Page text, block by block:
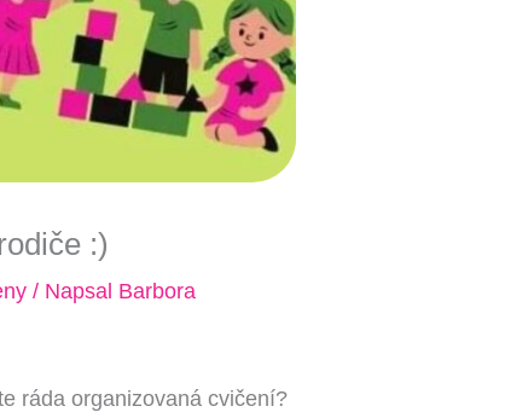
:)
/ NapsalBarbora
ráda organizovaná cvičení?